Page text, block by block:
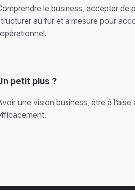
le business, accepter de
au fur et à mesure pour
petit plus ?
une vision business, être à